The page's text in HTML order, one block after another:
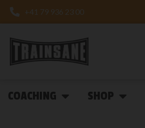
+41 79 936 23 00
COACHING SHOP